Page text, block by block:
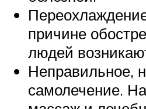
причине
людей
Неправильное,
самолечение.